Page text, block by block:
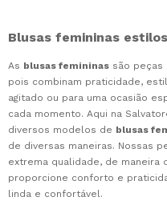
Blusas femininas
As blusas femininas são peças
pois combinam praticidade,
agitado ou para uma ocasião
cada momento. Aqui na
diversos modelos de blusas
de diversas maneiras. Nossas
extrema qualidade, de maneira
proporcione conforto e
linda e confortável.